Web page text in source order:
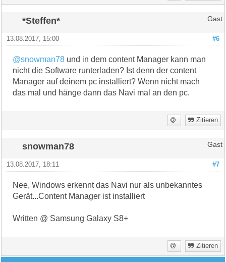
*Steffen* Gast
#6
13.08.2017, 15:00
@snowman78 und in dem content Manager kann man
nicht die Software runterladen? Ist denn der content
Manager auf deinem pc installiert? Wenn nicht mach
das mal und hänge dann das Navi mal an den pc.
Zitieren
snowman78 Gast
#7
13.08.2017, 18:11
Nee, Windows erkennt das Navi nur als unbekanntes
Gerät...Content Manager ist installiert
Written @ Samsung Galaxy S8+
Zitieren